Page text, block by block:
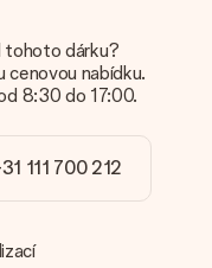
kvalitu?
kvalitní
snímku, kontaktujte
spolu s dárkem,
který byste
servis. Jsou
tohoto dárku?
nabídku.
8:30 do 17:00.
111 700 212